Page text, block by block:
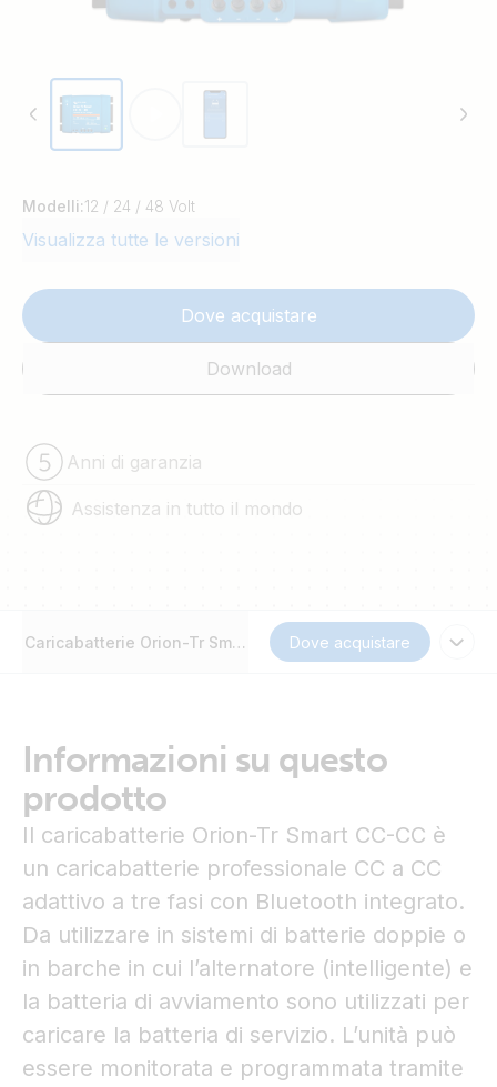
Modelli:12 / 24 / 48 Volt
Visualizza tutte le versioni
Dove acquistare
Download
Anni di garanzia
Assistenza in tutto il mondo
Caricabatterie Orion-Tr Smart DC-DC isolato
Dove acquistare
Informazioni su questo
prodotto
Il caricabatterie Orion-Tr Smart CC-CC è
un caricabatterie professionale CC a CC
adattivo a tre fasi con Bluetooth integrato.
Da utilizzare in sistemi di batterie doppie o
in barche in cui l’alternatore (intelligente) e
la batteria di avviamento sono utilizzati per
caricare la batteria di servizio. L’unità può
essere monitorata e programmata tramite